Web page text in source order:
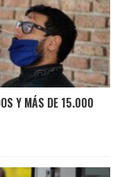
Y MÁS DE 15.000